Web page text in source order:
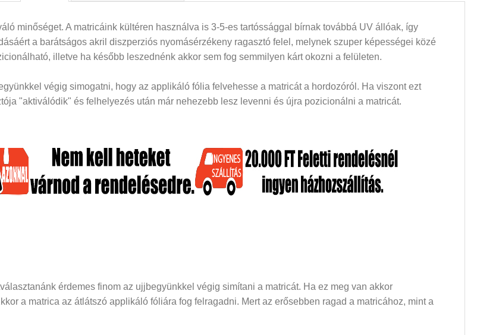
minőséget. A matricáink kültéren használva is 3-5-es tartóssággal bírnak továbbá UV állóak, így
a barátságos akril diszperziós nyomásérzékeny ragasztó felel, melynek szuper képességei közé
illetve ha később leszednénk akkor sem fog semmilyen kárt okozni a felületen.
végig simogatni, hogy az applikáló fólia felvehesse a matricát a hordozóról. Ha viszont ezt
"aktiválódik" és felhelyezés után már nehezebb lesz levenni és újra pozicionálni a matricát.
érdemes finom az ujjbegyünkkel végig simítani a matricát. Ha ez meg van akkor
a matrica az átlátszó applikáló fóliára fog felragadni. Mert az erősebben ragad a matricához, mint a